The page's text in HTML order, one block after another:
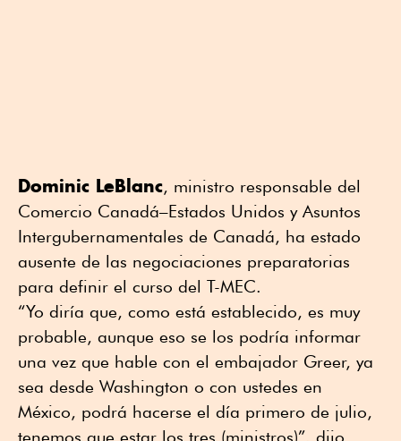
Dominic LeBlanc, ministro responsable del
Comercio Canadá–Estados Unidos y Asuntos
Intergubernamentales de Canadá, ha estado
ausente de las negociaciones preparatorias
para definir el curso del T-MEC.
“Yo diría que, como está establecido, es muy
probable, aunque eso se los podría informar
una vez que hable con el embajador Greer, ya
sea desde Washington o con ustedes en
México, podrá hacerse el día primero de julio,
tenemos que estar los tres (ministros)”. dijo